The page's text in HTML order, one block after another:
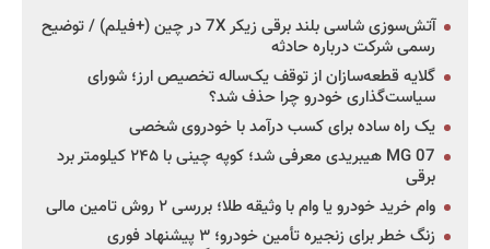
آتش‌سوزی شاسی بلند برقی زیکر 7X در چین (+فیلم) / توضیح
رسمی شرکت درباره حادثه
گلایه قطعه‌سازان از توقف یک‌ساله تخصیص ارز؛ شورای
سیاست‌گذاری خودرو چرا حذف شد؟
یک راه ساده برای کسب درآمد با خودروی شخصی
MG 07 هیبریدی معرفی شد؛ کوپه چینی با ۲۴۵ کیلومتر برد
برقی
وام خرید خودرو یا وام با وثیقه طلا؛ بررسی ۲ روش تامین مالی
زنگ خطر برای زنجیره تأمین خودرو؛ ۳ پیشنهاد فوری